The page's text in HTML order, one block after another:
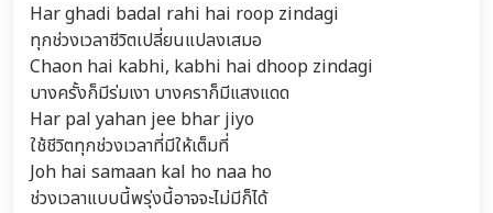
Har ghadi badal rahi hai roop zindagi
ทุกช่วงเวลาชีวิตเปลี่ยนแปลงเสมอ
Chaon hai kabhi, kabhi hai dhoop zindagi
บางครั้งก็มีร่มเงา บางคราก็มีแสงแดด
Har pal yahan jee bhar jiyo
ใช้ชีวิตทุกช่วงเวลาที่มีให้เต็มที่
Joh hai samaan kal ho naa ho
ช่วงเวลาแบบนี้พรุ่งนี้อาจจะไม่มีก็ได้